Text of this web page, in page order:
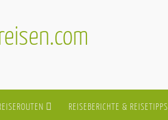
REISEBERICHTE & REISETIPPS